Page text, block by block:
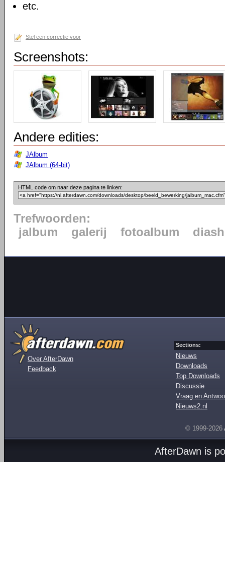
etc.
Stel een correctie voor
Screenshots:
Andere edities:
JAlbum
JAlbum (64-bit)
HTML code om naar deze pagina te linken:
Trefwoorden:
jalbum
galerij fotoalbum
Over AfterDawn
Feedback
Sections:
Nieuws
Downloads
Top Downloads
Discussie
Vraag en
Nieuws2.nl
© 1999-2026
AfterDawn is